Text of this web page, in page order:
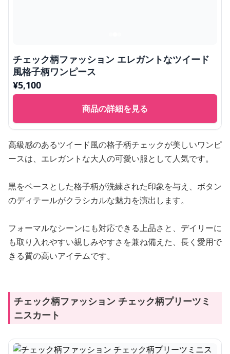
チェック柄ファッション エレガントなツイード
風格子柄ワンピース
¥5,100
商品の詳細を見る
高級感のあるツイード風の格子柄チェックが美しいワンピ
ースは、エレガントな大人の可愛い服として人気です。
黒をベースとした格子柄が洗練された印象を与え、ボタン
のディテールがクラシカルな魅力を演出します。
フォーマルなシーンにも対応できる上品さと、デイリーに
も取り入れやすい親しみやすさを兼ね備えた、長く愛用で
きる質の高いアイテムです。
チェック柄ファッション チェック柄プリーツミ
ニスカート